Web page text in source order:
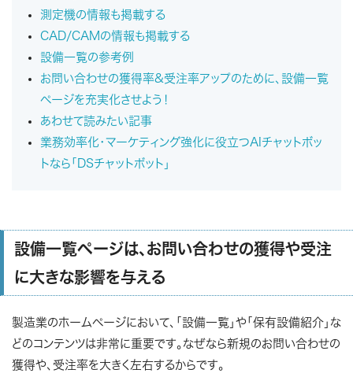
測定機の情報も掲載する
CAD/CAMの情報も掲載する
設備一覧の参考例
お問い合わせの獲得率&受注率アップのために、設備一覧
ページを充実化させよう！
あわせて読みたい記事
業務効率化・マーケティング強化に役立つAIチャットボッ
トなら「DSチャットボット」
設備一覧ページは、お問い合わせの獲得や受注
に大きな影響を与える
製造業のホームページにおいて、「設備一覧」や「保有設備紹介」な
どのコンテンツは非常に重要です。なぜなら新規のお問い合わせの
獲得や、受注率を大きく左右するからです。